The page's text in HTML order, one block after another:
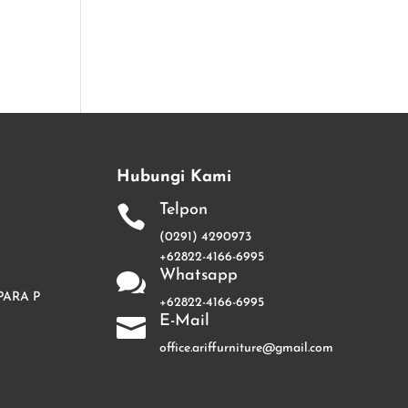
P
Hubungi Kami
 Telpon
(0291) 4290973
+62822-4166-6995
 Whatsapp
+62822-4166-6995
 E-Mail
office.ariffurniture@gmail.com